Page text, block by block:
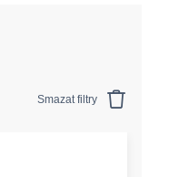
Smazat filtry